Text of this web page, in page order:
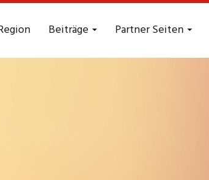
Beiträge Partner Seiten